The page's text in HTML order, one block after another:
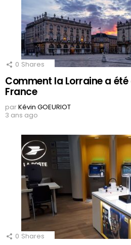
0 Shares
Comment la Lorraine a
France
parKévin GOEURIOT
3 ans ago
0 Shares